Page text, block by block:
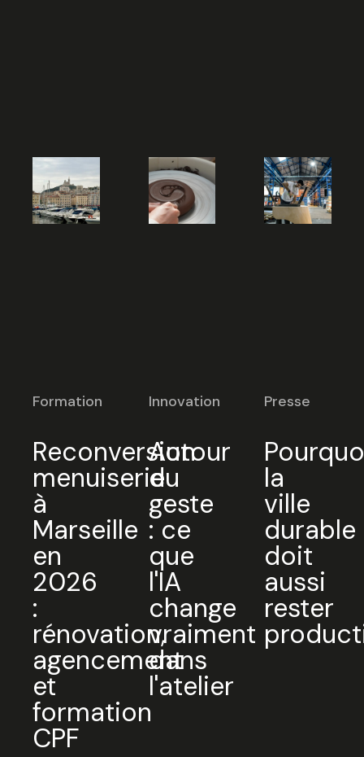
Formation
Reconversion
menuiserie
à
Marseille
en
2026
:
rénovation,
agencement
et
formation
CPF
Innovation
Autour
du
geste
: ce
que
l'IA
change
vraiment
dans
l'atelier
Presse
la
ville
durable
doit
aussi
rester